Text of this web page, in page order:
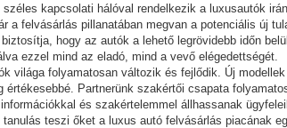
széles kapcsolati hálóval rendelkezik a luxusautók
a felvásárlás pillanatában megvan a potenciális új
hogy az autók a lehető legrövidebb időn
ezzel mind az eladó, mind a vevő elégedettségét.
világa folyamatosan változik és fejlődik. Új
értékesebbé. Partnerünk szakértői csapata
és szakértelemmel állhassanak
tanulás teszi őket a luxus autó felvásárlás piacának